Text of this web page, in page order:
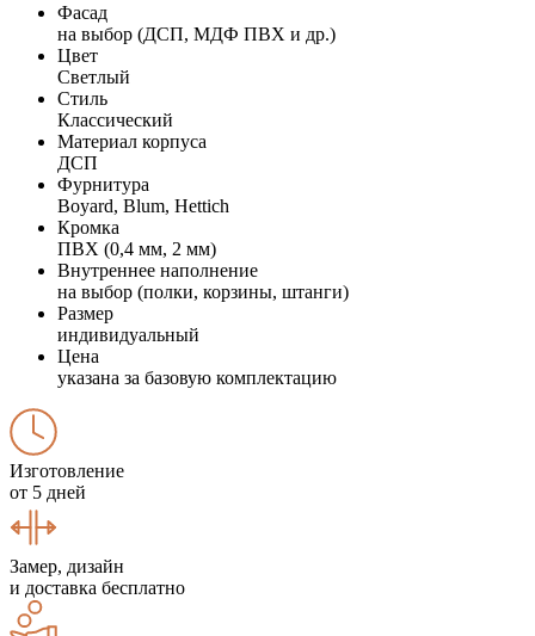
Фасад
на выбор (ДСП, МДФ ПВХ и др.)
Цвет
Светлый
Стиль
Классический
Материал корпуса
ДСП
Фурнитура
Boyard, Blum, Hettich
Кромка
ПВХ (0,4 мм, 2 мм)
Внутреннее наполнение
на выбор (полки, корзины, штанги)
Размер
индивидуальный
Цена
указана за базовую комплектацию
Изготовление
от 5 дней
Замер, дизайн
и доставка бесплатно